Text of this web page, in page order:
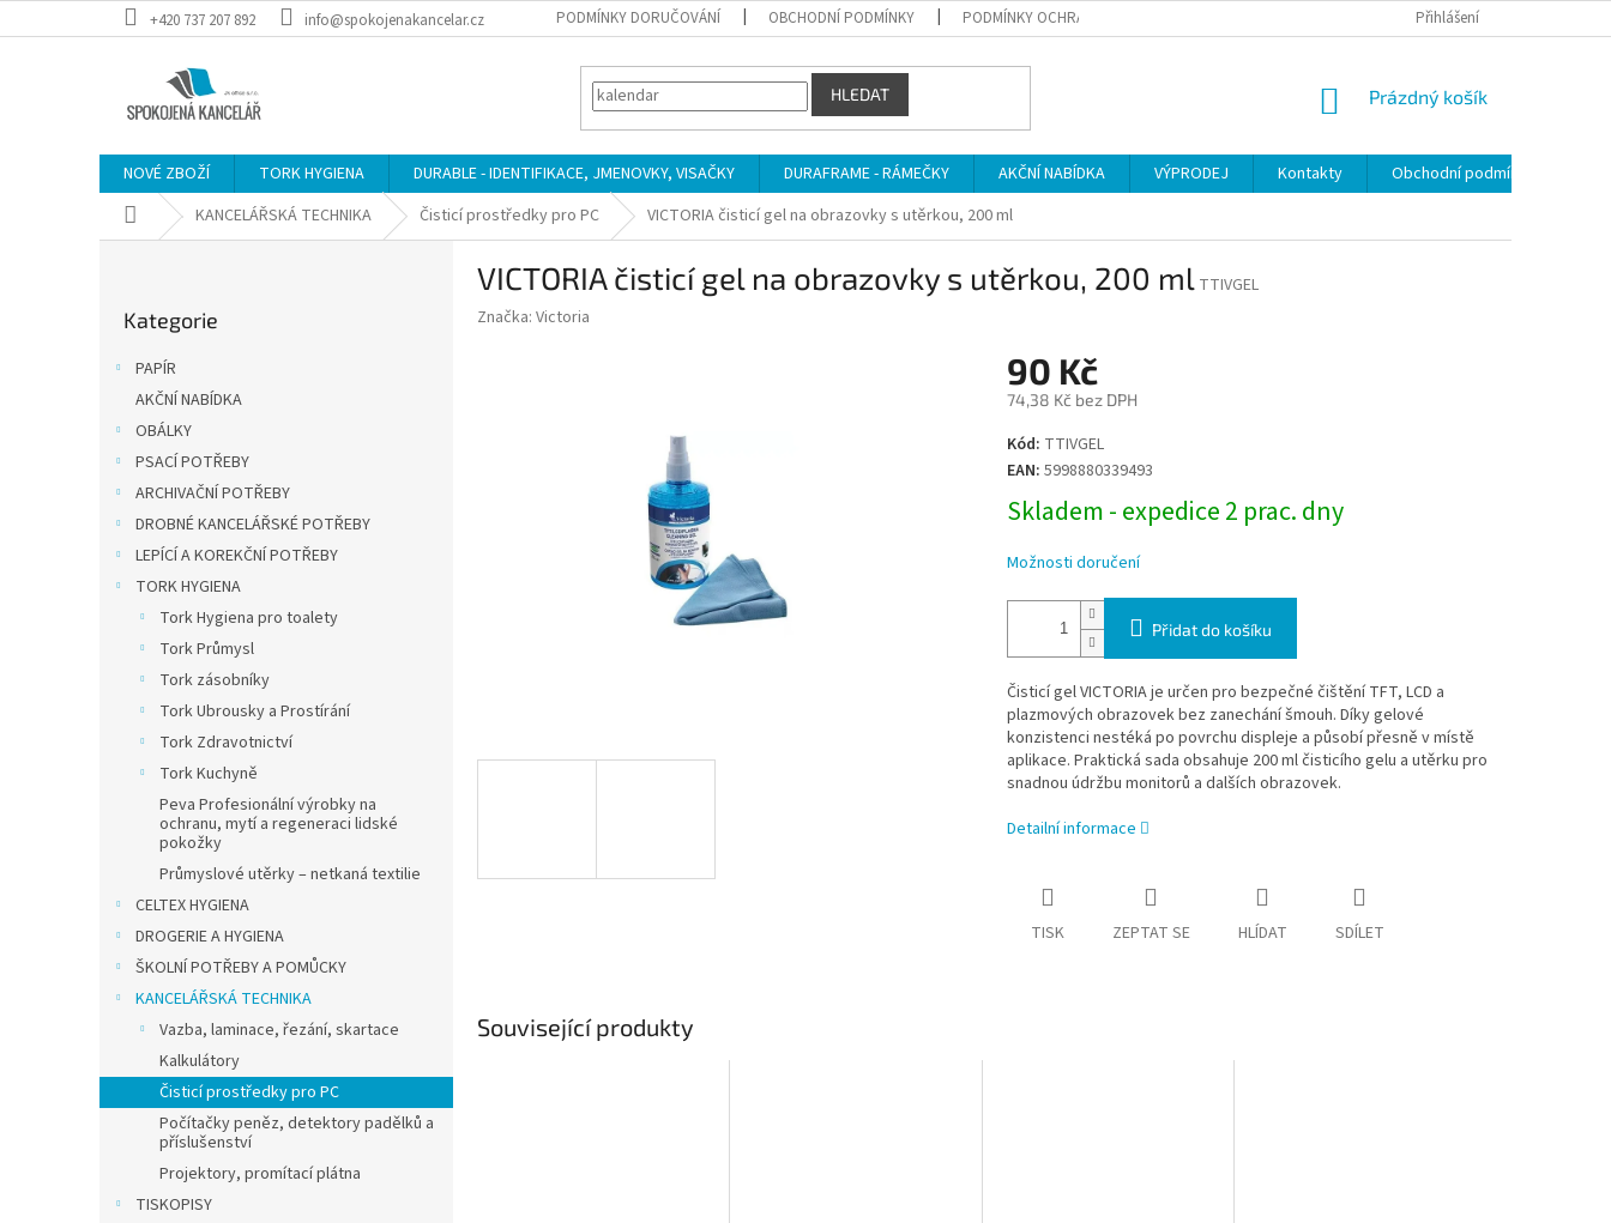
na
+420 737 207 892 info@spokojenakancelar.cz PODMÍNKY DORUČOVÁNÍ OBCHODNÍ PODMÍNKY PODMÍNKY OCHRANY OSOBNÍCH ÚDAJŮ Přihlášení
HLEDAT
NÁKUPNÍ
Prázdný košík
NOVÉ ZBOŽÍ TORK HYGIENA DURABLE - IDENTIFIKACE, JMENOVKY, VISAČKY DURAFRAME - RÁMEČKY AKČNÍ NABÍDKA VÝPRODEJ Kontakty
Obchodní podmínky
Domů KANCELÁŘSKÁ TECHNIKA Čisticí prostředky pro PC VICTORIA čisticí gel na obrazovky s utěrkou, 200 ml
kategorie
Kategorie
PAPÍR
AKČNÍ NABÍDKA
OBÁLKY
PSACÍ POTŘEBY
ARCHIVAČNÍ POTŘEBY
DROBNÉ KANCELÁŘSKÉ POTŘEBY
LEPÍCÍ A KOREKČNÍ POTŘEBY
TORK HYGIENA
Tork Hygiena pro toalety
Tork Průmysl
Tork zásobníky
Tork Ubrousky a Prostírání
Tork Zdravotnictví
Tork Kuchyně
Peva Profesionální výrobky na
ochranu, mytí a regeneraci lidské
pokožky
Průmyslové utěrky – netkaná textilie
CELTEX HYGIENA
DROGERIE A HYGIENA
ŠKOLNÍ POTŘEBY A POMŮCKY
KANCELÁŘSKÁ TECHNIKA
Vazba, laminace, řezání, skartace
Kalkulátory
Čisticí prostředky pro PC
Počítačky peněz, detektory padělků a
příslušenství
Projektory, promítací plátna
TISKOPISY
VICTORIA čisticí gel na obrazovky s utěrkou, 200 ml TTIVGEL
Značka: Victoria
90 Kč
74,38 Kč bez DPH
Měrná
cena:
Kód: TTIVGEL
EAN: 5998880339493
Skladem - expedice 2 prac. dny
Možnosti doručení
Přidat do košíku
Čisticí gel VICTORIA je určen pro bezpečné čištění TFT, LCD a
plazmových obrazovek bez zanechání šmouh. Díky gelové
konzistenci nestéká po povrchu displeje a působí přesně v místě
aplikace. Praktická sada obsahuje 200 ml čisticího gelu a utěrku pro
snadnou údržbu monitorů a dalších obrazovek.
Detailní informace
TISK ZEPTAT SE HLÍDAT SDÍLET
Související produkty